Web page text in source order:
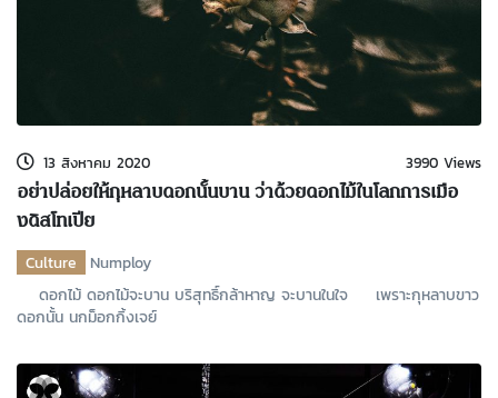
13 สิงหาคม 2020 3990 Views
อย่าปล่อยให้กุหลาบดอกนั้นบาน ว่าด้วยดอกไม้ในโลกการเมือ
งดิสโทเปีย
Culture
Numploy
ดอกไม้ ดอกไม้จะบาน บริสุทธิ์กล้าหาญ จะบานในใจ เพราะกุหลาบขาว
ดอกนั้น นกม็อกกิ้งเจย์